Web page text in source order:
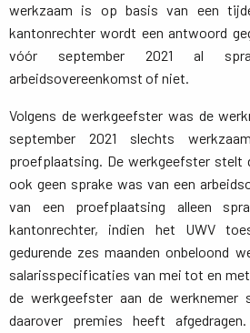
werkzaam is op basis van een
kantonrechter wordt een antwoord
vóór september 2021 al
arbeidsovereenkomst of niet.
Volgens de werkgeefster was de
september 2021 slechts
proefplaatsing. De werkgeefster stelt
ook geen sprake was van een
van een proefplaatsing alleen
kantonrechter, indien het UWV
gedurende zes maanden onbeloond
salarisspecificaties van mei tot en
de werkgeefster aan de werknemer
daarover premies heeft